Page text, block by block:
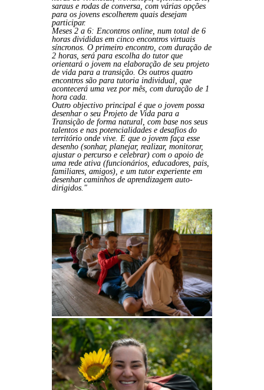
saraus e rodas de conversa, com várias opções
para os jovens escolherem quais desejam
participar.
Meses 2 a 6: Encontros online, num total de 6
horas divididas em cinco encontros virtuais
síncronos. O primeiro encontro, com duração de
2 horas, será para escolha do tutor que
orientará o jovem na elaboração de seu projeto
de vida para a transição. Os outros quatro
encontros são para tutoria individual, que
acontecerá uma vez por mês, com duração de 1
hora cada.
Outro objectivo principal é que o jovem possa
desenhar o seu Projeto de Vida para a
Transição de forma natural, com base nos seus
talentos e nas potencialidades e desafios do
território onde vive. E que o jovem faça esse
desenho (sonhar, planejar, realizar, monitorar,
ajustar o percurso e celebrar) com o apoio de
uma rede ativa (funcionários, educadores, pais,
familiares, amigos), e um tutor experiente em
desenhar caminhos de aprendizagem auto-
dirigidos."